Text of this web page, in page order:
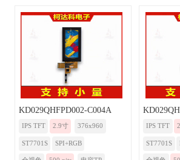
KD029QHFPD002-C004A
IPS TFT 2.9寸 376x960
ST7701S SPI+RGB
IPS TFT
ST7701S